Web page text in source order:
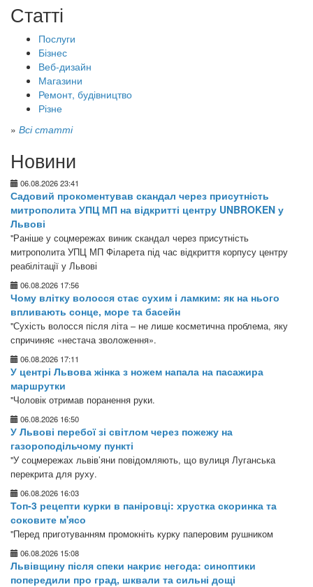
Статті
Послуги
Бізнес
Веб-дизайн
Магазини
Ремонт, будівництво
Різне
» Всі статті
Новини
06.08.2026 23:41
Садовий прокоментував скандал через присутність
митрополита УПЦ МП на відкритті центру UNBROKEN у
Львові
"Раніше у соцмережах виник скандал через присутність
митрополита УПЦ МП Філарета під час відкриття корпусу центру
реабілітації у Львові
06.08.2026 17:56
Чому влітку волосся стає сухим і ламким: як на нього
впливають сонце, море та басейн
"Сухість волосся після літа – не лише косметична проблема, яку
спричиняє «нестача зволоження».
06.08.2026 17:11
У центрі Львова жінка з ножем напала на пасажира
маршрутки
"Чоловік отримав поранення руки.
06.08.2026 16:50
У Львові перебої зі світлом через пожежу на
газороподільчому пункті
"У соцмережах львів’яни повідомляють, що вулиця Луганська
перекрита для руху.
06.08.2026 16:03
Топ-3 рецепти курки в паніровці: хрустка скоринка та
соковите м'ясо
"Перед приготуванням промокніть курку паперовим рушником
06.08.2026 15:08
Львівщину після спеки накриє негода: синоптики
попередили про град, шквали та сильні дощі